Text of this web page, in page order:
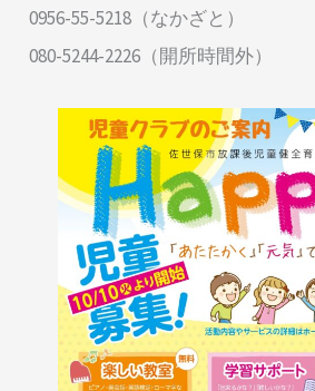
0956-55-5218（なかざと）
080-5244-2226（開所時間外）